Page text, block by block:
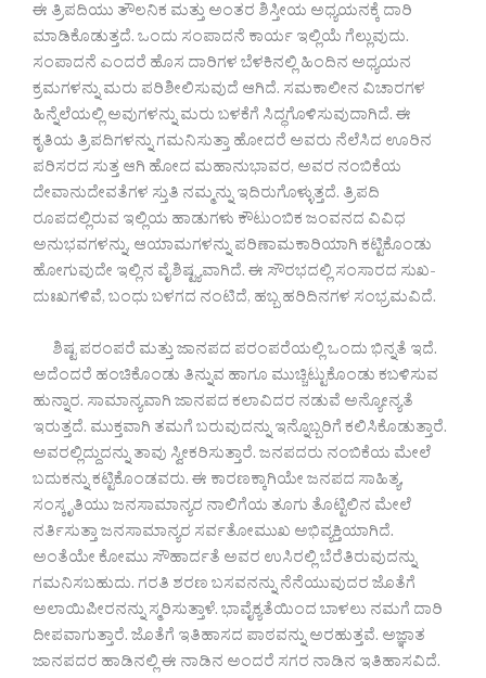
ಈ ತ್ರಿಪದಿಯು ತೌಲನಿಕ ಮತ್ತು ಅಂತರ ಶಿಸ್ತೀಯ ಅಧ್ಯಯನಕ್ಕೆ ದಾರಿ
ಮಾಡಿಕೊಡುತ್ತದೆ. ಒಂದು ಸಂಪಾದನೆ ಕಾರ್ಯ ಇಲ್ಲಿಯೆ ಗೆಲ್ಲುವುದು.
ಸಂಪಾದನೆ ಎಂದರೆ ಹೊಸ ದಾರಿಗಳ ಬೆಳಕಿನಲ್ಲಿ ಹಿಂದಿನ ಅಧ್ಯಯನ
ಕ್ರಮಗಳನ್ನು ಮರು ಪರಿಶೀಲಿಸುವುದೆ ಆಗಿದೆ. ಸಮಕಾಲೀನ ವಿಚಾರಗಳ
ಹಿನ್ನೆಲೆಯಲ್ಲಿ ಅವುಗಳನ್ನು ಮರು ಬಳಕೆಗೆ ಸಿದ್ಧಗೊಳಿಸುವುದಾಗಿದೆ. ಈ
ಕೃತಿಯ ತ್ರಿಪದಿಗಳನ್ನು ಗಮನಿಸುತ್ತಾ ಹೋದರೆ ಅವರು ನೆಲೆಸಿದ ಊರಿನ
ಪರಿಸರದ ಸುತ್ತ ಆಗಿ ಹೋದ ಮಹಾನುಭಾವರ, ಅವರ ನಂಬಿಕೆಯ
ದೇವಾನುದೇವತೆಗಳ ಸ್ತುತಿ ನಮ್ಮನ್ನು ಇದಿರುಗೊಳ್ಳುತ್ತದೆ. ತ್ರಿಪದಿ
ರೂಪದಲ್ಲಿರುವ ಇಲ್ಲಿಯ ಹಾಡುಗಳು ಕೌಟುಂಬಿಕ ಜಂವನದ ವಿವಿಧ
ಅನುಭವಗಳನ್ನು, ಆಯಾಮಗಳನ್ನು ಪರಿಣಾಮಕಾರಿಯಾಗಿ ಕಟ್ಟಿಕೊಂಡು
ಹೋಗುವುದೇ ಇಲ್ಲಿನ ವೈಶಿಷ್ಟ್ಯವಾಗಿದೆ. ಈ ಸೌರಭದಲ್ಲಿ ಸಂಸಾರದ ಸುಖ-
ದುಃಖಗಳಿವೆ, ಬಂಧು ಬಳಗದ ನಂಟಿದೆ, ಹಬ್ಬ ಹರಿದಿನಗಳ ಸಂಭ್ರಮವಿದೆ.
ಶಿಷ್ಟ ಪರಂಪರೆ ಮತ್ತು ಜಾನಪದ ಪರಂಪರೆಯಲ್ಲಿ ಒಂದು ಭಿನ್ನತೆ ಇದೆ.
ಅದೆಂದರೆ ಹಂಚಿಕೊಂಡು ತಿನ್ನುವ ಹಾಗೂ ಮುಚ್ಚಿಟ್ಟುಕೊಂಡು ಕಬಳಿಸುವ
ಹುನ್ನಾರ. ಸಾಮಾನ್ಯವಾಗಿ ಜಾನಪದ ಕಲಾವಿದರ ನಡುವೆ ಅನ್ಯೋನ್ಯತೆ
ಇರುತ್ತದೆ. ಮುಕ್ತವಾಗಿ ತಮಗೆ ಬರುವುದನ್ನು ಇನ್ನೊಬ್ಬರಿಗೆ ಕಲಿಸಿಕೊಡುತ್ತಾರೆ.
ಅವರಲ್ಲಿದ್ದುದನ್ನು ತಾವು ಸ್ವೀಕರಿಸುತ್ತಾರೆ. ಜನಪದರು ನಂಬಿಕೆಯ ಮೇಲೆ
ಬದುಕನ್ನು ಕಟ್ಟಿಕೊಂಡವರು. ಈ ಕಾರಣಕ್ಕಾಗಿಯೇ ಜನಪದ ಸಾಹಿತ್ಯ,
ಸಂಸ್ಕೃತಿಯು ಜನಸಾಮಾನ್ಯರ ನಾಲಿಗೆಯ ತೂಗು ತೊಟ್ಟಿಲಿನ ಮೇಲೆ
ನರ್ತಿಸುತ್ತಾ ಜನಸಾಮಾನ್ಯರ ಸರ್ವತೋಮುಖ ಅಭಿವ್ಯಕ್ತಿಯಾಗಿದೆ.
ಅಂತೆಯೇ ಕೋಮು ಸೌಹಾರ್ದತೆ ಅವರ ಉಸಿರಲ್ಲಿ ಬೆರೆತಿರುವುದನ್ನು
ಗಮನಿಸಬಹುದು. ಗರತಿ ಶರಣ ಬಸವನನ್ನು ನೆನೆಯುವುದರ ಜೊತೆಗೆ
ಅಲಾಯಿಪೀರನನ್ನು ಸ್ಮರಿಸುತ್ತಾಳೆ. ಭಾವೈಕ್ಯತೆಯಿಂದ ಬಾಳಲು ನಮಗೆ ದಾರಿ
ದೀಪವಾಗುತ್ತಾರೆ. ಜೊತೆಗೆ ಇತಿಹಾಸದ ಪಾಠವನ್ನು ಅರಹುತ್ತವೆ. ಅಜ್ಞಾತ
ಜಾನಪದರ ಹಾಡಿನಲ್ಲಿ ಈ ನಾಡಿನ ಅಂದರೆ ಸಗರ ನಾಡಿನ ಇತಿಹಾಸವಿದೆ.